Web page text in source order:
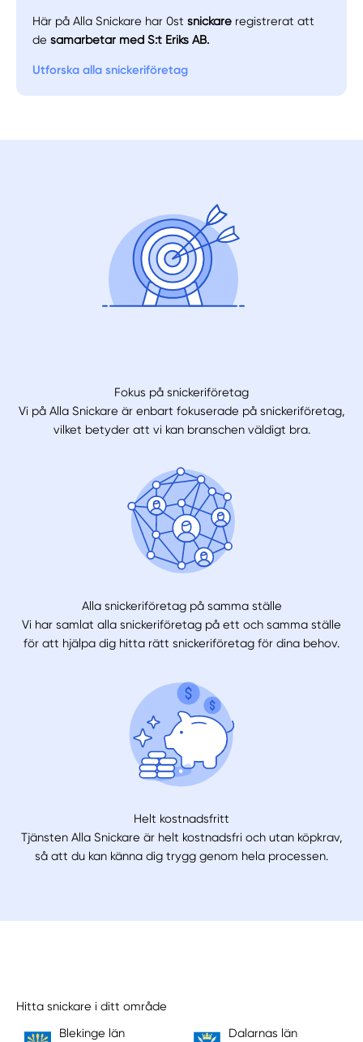
Här på Alla Snickare har 0stsnickare registrerat att
desamarbetar med S:t Eriks AB.
Utforska alla snickeriföretag
Fokus på snickeriföretag
Vi på Alla Snickare är enbart fokuserade på snickeriföretag,
vilket betyder att vi kan branschen väldigt bra.
Alla snickeriföretag på samma ställe
Vi har samlat alla snickeriföretag på ett och samma ställe
för att hjälpa dig hitta rätt snickeriföretag för dina behov.
Helt kostnadsfritt
Tjänsten Alla Snickare är helt kostnadsfri och utan köpkrav,
så att du kan känna dig trygg genom hela processen.
Hitta snickare i ditt område
Blekinge län
Dalarnas län